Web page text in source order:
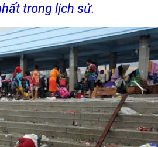
trong lịch sử.